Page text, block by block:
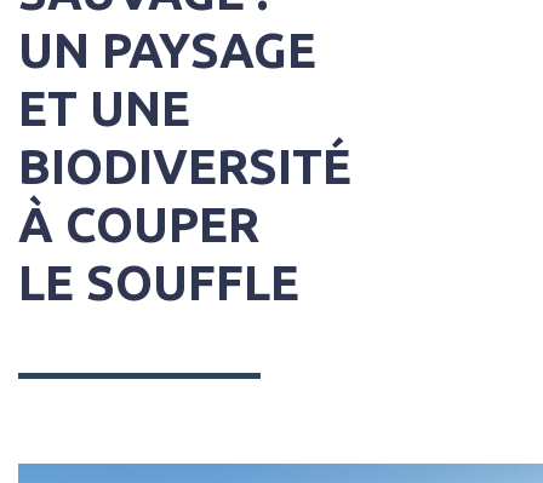
UN PAYSAGE
ET UNE
BIODIVERSITÉ
À COUPER
LE SOUFFLE